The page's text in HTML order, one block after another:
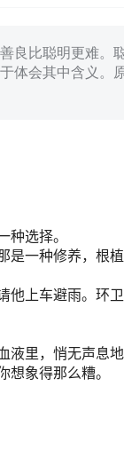
良比聪明更难。
体会其中含义。
选择。
一种修养，根植
他上车避雨。环
里，悄无声息地
象得那么糟。